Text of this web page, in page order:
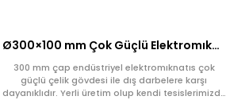
Ø300×100 mm Çok Güçlü Elektromıknatıs – 48V
300 mm çap endüstriyel elektromıknatıs çok
güçlü çelik gövdesi ile dış darbelere karşı
dayanıklıdır. Yerli üretim olup kendi tesislerimizde